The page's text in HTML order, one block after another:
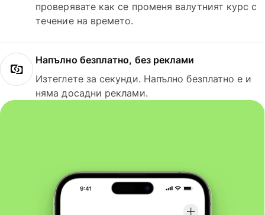
проверявате как се променя валутният курс с
течение на времето.
Напълно безплатно, без реклами
Изтеглете за секунди. Напълно безплатно е и
няма досадни реклами.